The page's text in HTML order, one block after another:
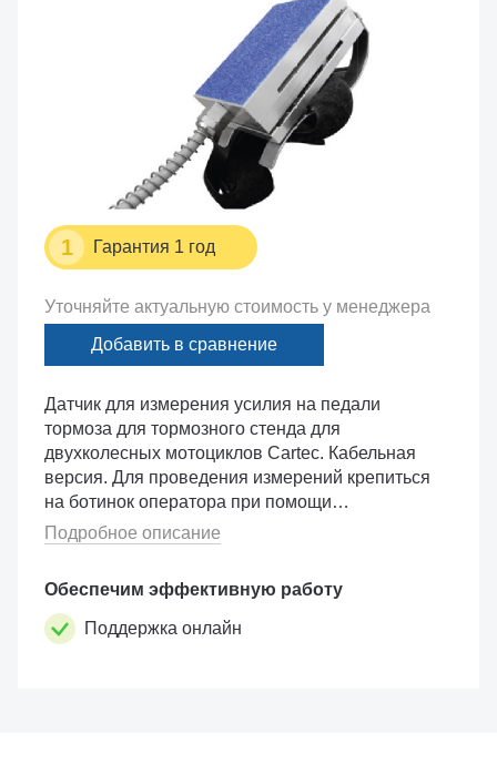
1 Гарантия 1 год
Датчик для измерения усилия на педали
тормоза для тормозного стенда для
двухколесных мотоциклов Cartec. Кабельная
версия. Для проведения измерений крепиться
на ботинок оператора при помощи
быстросъемного регулируемого ремня.
Подробное описание
Обеспечим эффективную работу
Поддержка онлайн
Уточняйте актуальную стоимость у менеджера
Добавить в сравнение